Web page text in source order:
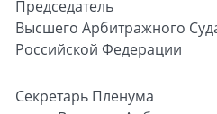
Председатель
Высшего Арбитражного
Российской Федерации
Секретарь Пленума